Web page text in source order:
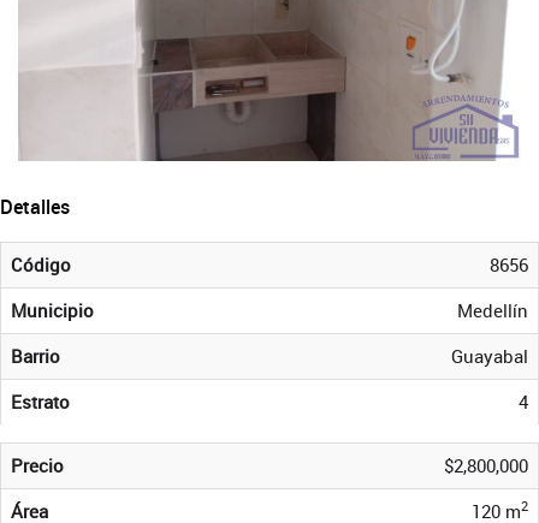
Detalles
Código
8656
Municipio
Medellín
Barrio
Guayabal
Estrato
4
Precio
$2,800,000
Área
120 m2